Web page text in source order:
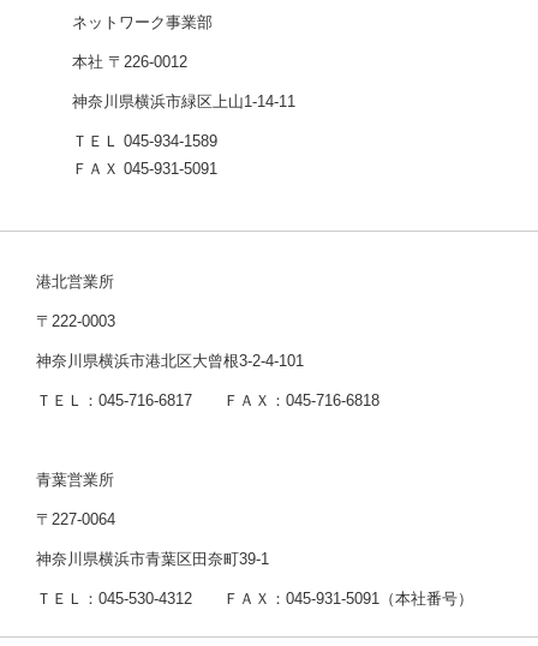
ネットワーク事業部
本社 〒226-0012
神奈川県横浜市緑区上山1-14-11
ＴＥＬ 045-934-1589
ＦＡＸ 045-931-5091
港北営業所
〒222-0003
神奈川県横浜市港北区大曾根3-2-4-101
ＴＥＬ：045-716-6817 ＦＡＸ：045-716-6818
青葉営業所
〒227-0064
神奈川県横浜市青葉区田奈町39-1
ＴＥＬ：045-530-4312 ＦＡＸ：045-931-5091（本社番号）